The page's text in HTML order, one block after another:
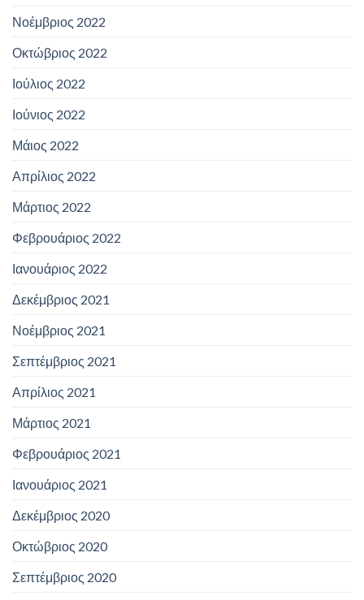
Νοέμβριος 2022
Οκτώβριος 2022
Ιούλιος 2022
Ιούνιος 2022
Μάιος 2022
Απρίλιος 2022
Μάρτιος 2022
Φεβρουάριος 2022
Ιανουάριος 2022
Δεκέμβριος 2021
Νοέμβριος 2021
Σεπτέμβριος 2021
Απρίλιος 2021
Μάρτιος 2021
Φεβρουάριος 2021
Ιανουάριος 2021
Δεκέμβριος 2020
Οκτώβριος 2020
Σεπτέμβριος 2020